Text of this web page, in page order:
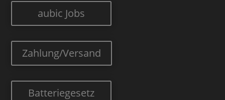
aubic Jobs
Zahlung/Versand
Batteriegesetz